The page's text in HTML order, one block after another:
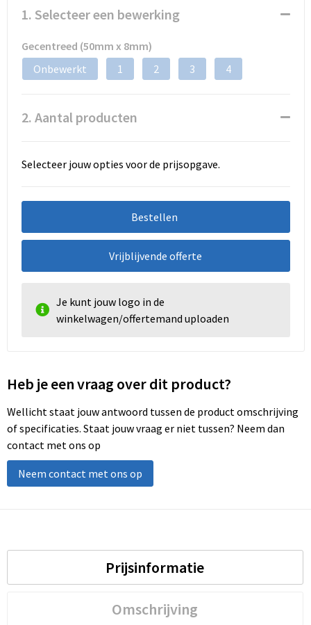
1. Selecteer een bewerking
Gecentreed (50mm x 8mm)
Onbewerkt
1 2 3 4
2. Aantal producten
Selecteer jouw opties voor de prijsopgave.
Bestellen
Vrijblijvende offerte
Je kunt jouw logo in de
winkelwagen/offertemand uploaden
Heb je een vraag over dit product?
Wellicht staat jouw antwoord tussen de product omschrijving
of specificaties. Staat jouw vraag er niet tussen? Neem dan
contact met ons op
Neem contact met ons op
Prijsinformatie
Omschrijving